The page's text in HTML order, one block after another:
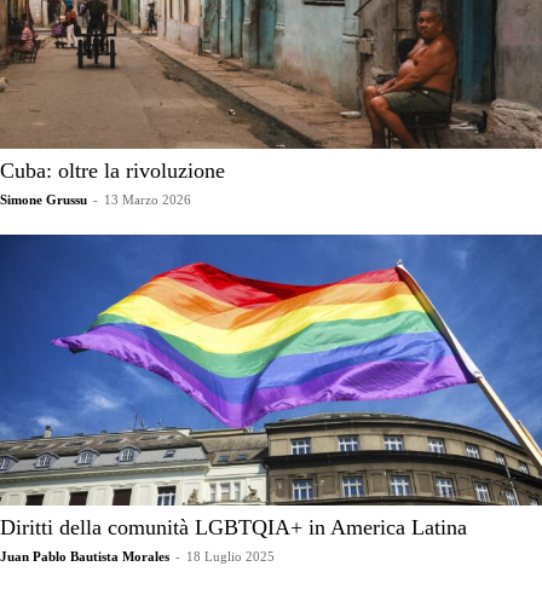
Cuba: oltre la rivoluzione
Simone Grussu - 13 Marzo 2026
Diritti della comunità LGBTQIA+ in America Latina
Juan Pablo Bautista Morales - 18 Luglio 2025